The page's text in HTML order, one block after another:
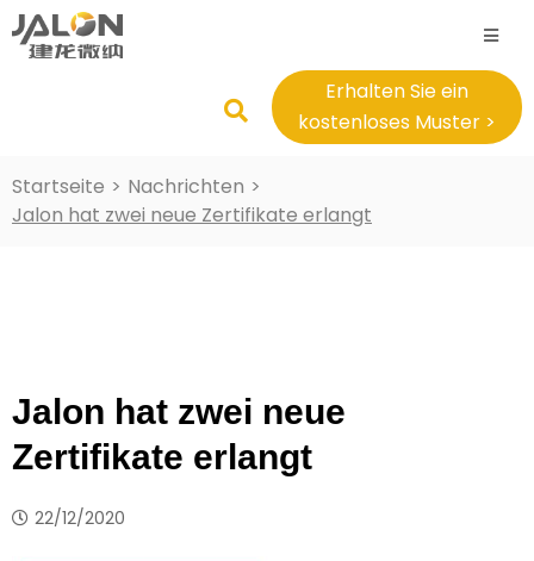
Erhalten Sie ein
kostenloses Muster >
Startseite > Nachrichten >
Jalon hat zwei neue Zertifikate erlangt
Jalon hat zwei neue
Zertifikate erlangt
22/12/2020